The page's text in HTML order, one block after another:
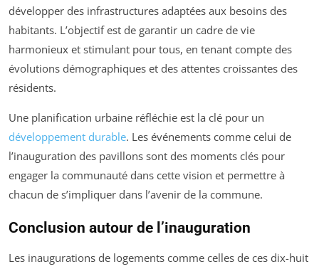
développer des infrastructures adaptées aux besoins des
habitants. L’objectif est de garantir un cadre de vie
harmonieux et stimulant pour tous, en tenant compte des
évolutions démographiques et des attentes croissantes des
résidents.
Une planification urbaine réfléchie est la clé pour un
développement durable. Les événements comme celui de
l’inauguration des pavillons sont des moments clés pour
engager la communauté dans cette vision et permettre à
chacun de s’impliquer dans l’avenir de la commune.
Conclusion autour de l’inauguration
Les inaugurations de logements comme celles de ces dix-huit